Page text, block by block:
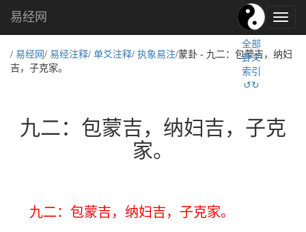
易
经
化,
易经网
全部
卦爻
索引
↺↻
/ 易经网 / 易经注释/ 单爻注释/ 执象易注/蒙卦 - 九二：包蒙吉，纳妇
吉，子克家。
九二：包蒙吉，纳妇吉，子克
家。
九二：包蒙吉，纳妇吉，子克家。